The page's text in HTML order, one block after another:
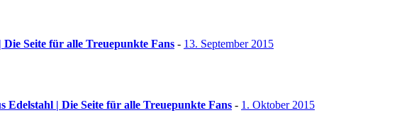
Seite für alle Treuepunkte Fans - 13. September 2015
| Die Seite für alle Treuepunkte Fans - 1. Oktober 2015